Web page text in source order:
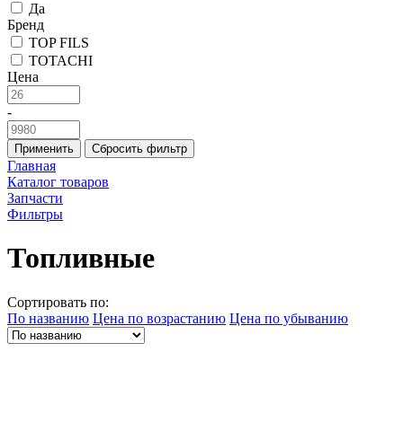
Да
Бренд
TOP FILS
TOTACHI
Цена
-
Применить Сбросить фильтр
Главная
Каталог товаров
Запчасти
Фильтры
Топливные
Сортировать по:
По названию Цена по возрастанию Цена по убыванию